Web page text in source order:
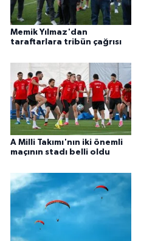
Memik Yılmaz'dan
taraftarlara tribün çağrısı
A Milli Takımı'nın iki önemli
maçının stadı belli oldu